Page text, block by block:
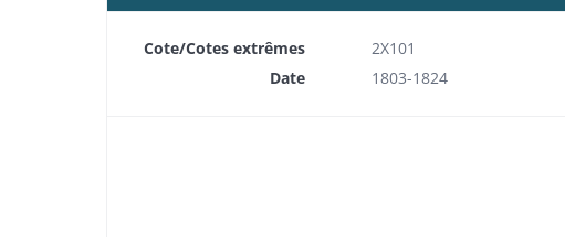
Cote/Cotes extrêmes
2X101
Date
1803-1824